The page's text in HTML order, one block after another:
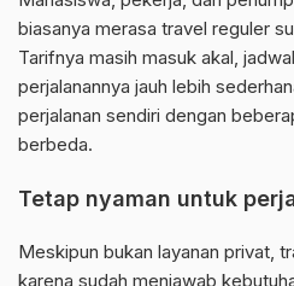
biasanya merasa travel reguler
Tarifnya masih masuk akal,
perjalanannya jauh lebih
perjalanan sendiri dengan
berbeda.
Tetap nyaman untuk
Meskipun bukan layanan privat,
karena sudah menjawab